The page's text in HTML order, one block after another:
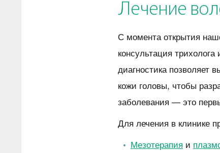
Лечение
С момента открытия
консультация
диагностика позволяет
кожи головы, чтобы
заболевания — это
Для лечения в клинике
Мезотерапия и